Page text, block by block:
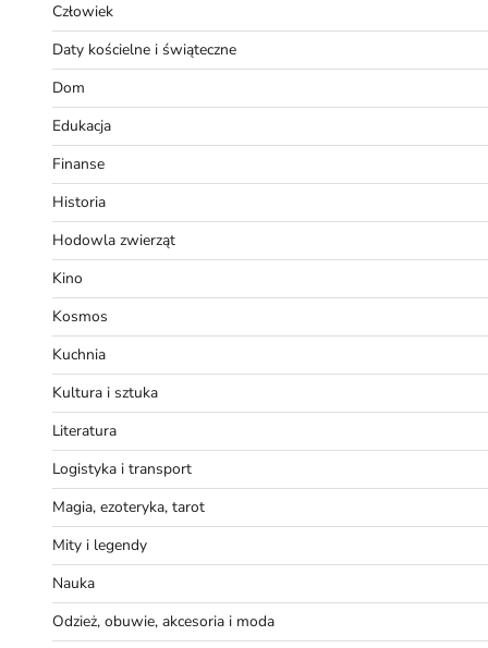
Człowiek
Daty kościelne i świąteczne
Dom
Edukacja
Finanse
Historia
Hodowla zwierząt
Kino
Kosmos
Kuchnia
Kultura i sztuka
Literatura
Logistyka i transport
Magia, ezoteryka, tarot
Mity i legendy
Nauka
Odzież, obuwie, akcesoria i moda